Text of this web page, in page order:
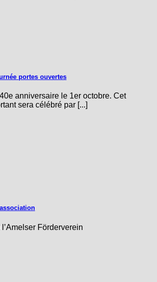
portes ouvertes
anniversaire le 1er octobre. Cet
sera célébré par [...]
Förderverein